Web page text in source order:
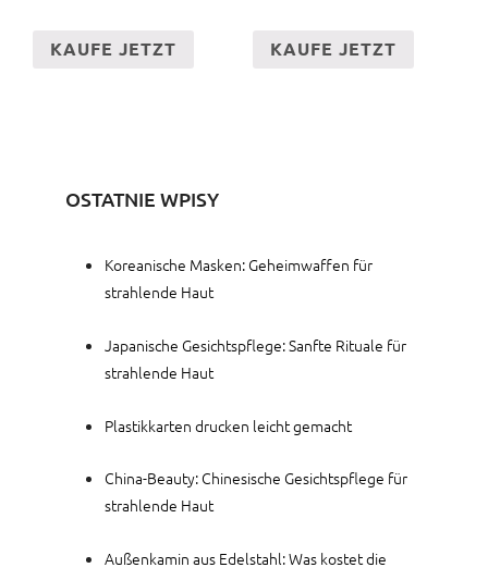
KAUFE JETZT KAUFE JETZT
OSTATNIE WPISY
Koreanische Masken: Geheimwaffen für
strahlende Haut
Japanische Gesichtspflege: Sanfte Rituale für
strahlende Haut
Plastikkarten drucken leicht gemacht
China-Beauty: Chinesische Gesichtspflege für
strahlende Haut
Außenkamin aus Edelstahl: Was kostet die